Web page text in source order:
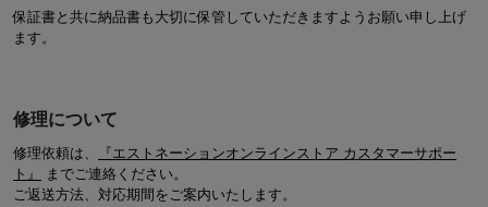
保証書と共に納品書も大切に保管していただきますようお願い申し上げ
ます。
修理について
修理依頼は、
『エストネーションオンラインストア カスタマーサポー
ト』
までご連絡ください。
ご返送方法、対応期間をご案内いたします。